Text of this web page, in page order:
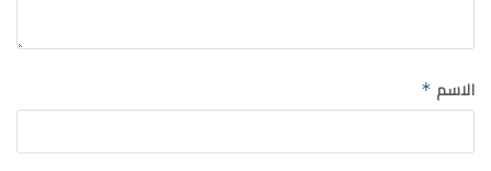
الاسم *